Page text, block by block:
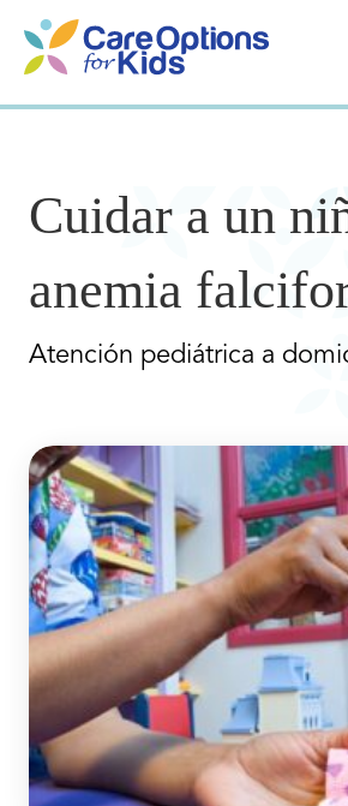
contenido
Cuidar a un
anemia
Atención pediátrica a